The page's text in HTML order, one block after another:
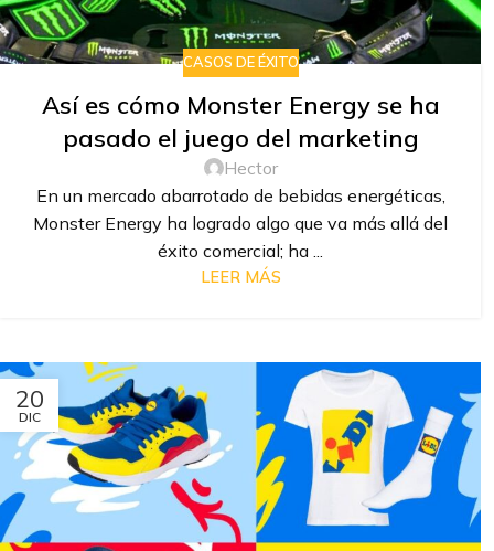
CASOS DE ÉXITO
Así es cómo Monster Energy se ha
pasado el juego del marketing
Hector
En un mercado abarrotado de bebidas energéticas,
Monster Energy ha logrado algo que va más allá del
éxito comercial; ha ...
LEER MÁS
20
DIC